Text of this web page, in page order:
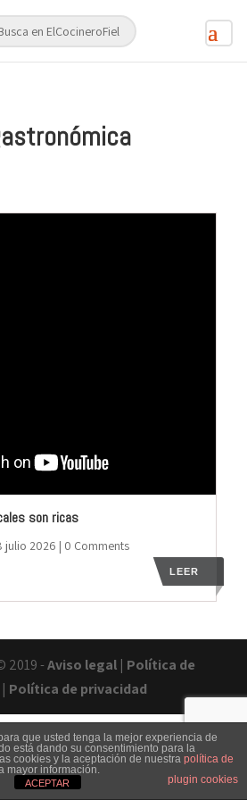
son ricas
julio 2026 | 0 Comments
LEER
2019 -Aviso legal | Política de
| Política de privacidad
Redes sociales Contacto
que usted tenga la mejor experiencia de
está dando su consentimiento para la
cookies y la aceptación de nuestra política de
mayor información.
plugin cookies
ACEPTAR